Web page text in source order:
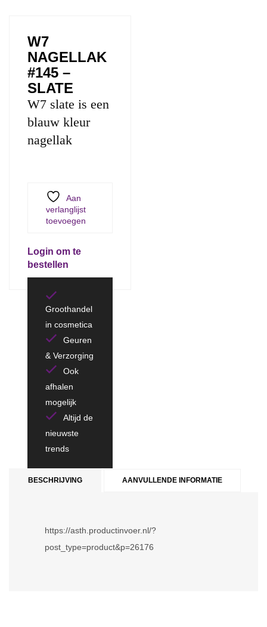
W7
NAGELLAK
#145 –
SLATE
W7 slate is een
blauw kleur
nagellak
Aan
verlanglijst
toevoegen
Login om te
bestellen
Groothandel
in cosmetica
Geuren
& Verzorging
Ook
afhalen
mogelijk
Altijd de
nieuwste
trends
BESCHRIJVING AANVULLENDE INFORMATIE
https://asth.productinvoer.nl/?
post_type=product&p=26176